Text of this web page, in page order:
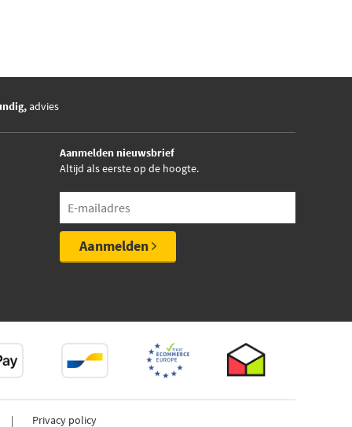
advies
Aanmelden nieuwsbrief
Altijd als eerste op de hoogte.
Aanmelden
Privacy policy